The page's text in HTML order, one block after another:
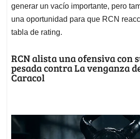
generar un vacío importante, pero
una oportunidad para que RCN
tabla de rating.
RCN alista una ofensiva con
pesada contra La venganza
Caracol